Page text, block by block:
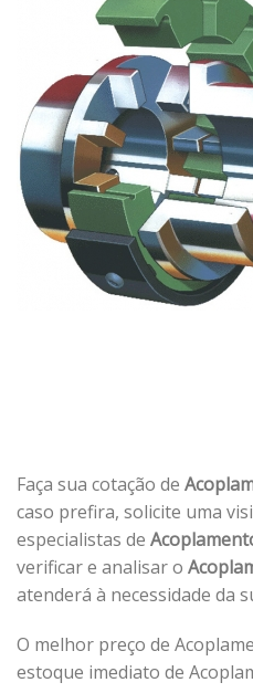
Faça sua cotação de
caso prefira, solicite uma
especialistas de
verificar e analisar o
atenderá à necessidade da
O melhor preço de
estoque imediato de